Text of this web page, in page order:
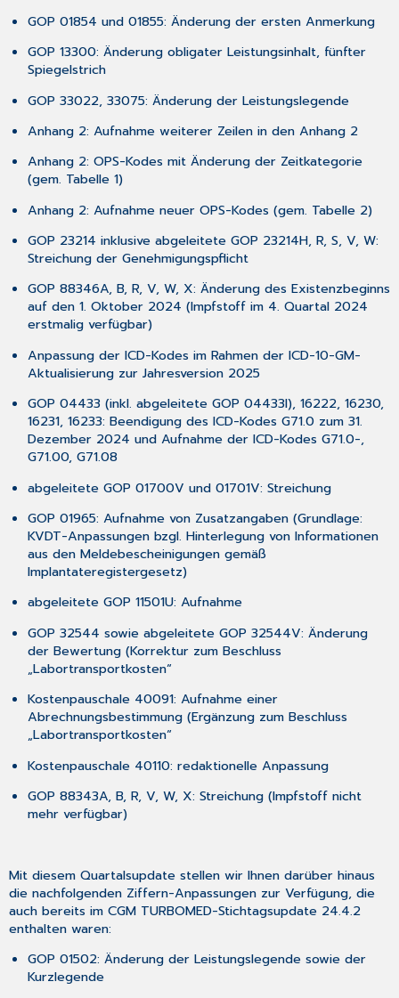
Druckeinstellungen
3.5 Anpassung
der
Empfänger-
Auswahl
eArztbrief
3.6 Optimierung
beim
Aufruf
der
Verordnung
3.7 Überprüfung
der
manuellen
Aktualisierung
für
GOÄ
und
3.8 Umbenennung
Vertrag
BKK
VAG
in
BKK
LV
Süd
3.9 Optimierung
bei
LDAP-
Suche
3.10 HZV-
Abrechnung
unterschiedlichen
Nebenbetriebsstätten
3.11 Umsetzung
Kundenwünsche
Tagesliste
–
3.11.2
Optimierung
Augenärztlicher
Untersuchungsbericht
3.11.3
Erweiterte
GOP 01854 und 01855: Änderung der ersten Anmerkung
GOP 13300: Änderung obligater Leistungsinhalt, fünfter
Spiegelstrich
GOP 33022, 33075: Änderung der Leistungslegende
Anhang 2: Aufnahme weiterer Zeilen in den Anhang 2
Anhang 2: OPS-Kodes mit Änderung der Zeitkategorie
(gem. Tabelle 1)
Anhang 2: Aufnahme neuer OPS-Kodes (gem. Tabelle 2)
GOP 23214 inklusive abgeleitete GOP 23214H, R, S, V, W:
Streichung der Genehmigungspflicht
GOP 88346A, B, R, V, W, X: Änderung des Existenzbeginns
auf den 1. Oktober 2024 (Impfstoff im 4. Quartal 2024
erstmalig verfügbar)
Anpassung der ICD-Kodes im Rahmen der ICD-10-GM-
Aktualisierung zur Jahresversion 2025
GOP 04433 (inkl. abgeleitete GOP 04433I), 16222, 16230,
16231, 16233: Beendigung des ICD-Kodes G71.0 zum 31.
Dezember 2024 und Aufnahme der ICD-Kodes G71.0-,
G71.00, G71.08
abgeleitete GOP 01700V und 01701V: Streichung
GOP 01965: Aufnahme von Zusatzangaben (Grundlage:
KVDT-Anpassungen bzgl. Hinterlegung von Informationen
aus den Meldebescheinigungen gemäß
Implantateregistergesetz)
abgeleitete GOP 11501U: Aufnahme
GOP 32544 sowie abgeleitete GOP 32544V: Änderung
der Bewertung (Korrektur zum Beschluss
„Labortransportkosten“
Kostenpauschale 40091: Aufnahme einer
Abrechnungsbestimmung (Ergänzung zum Beschluss
„Labortransportkosten“
Kostenpauschale 40110: redaktionelle Anpassung
GOP 88343A, B, R, V, W, X: Streichung (Impfstoff nicht
mehr verfügbar)
Mit diesem Quartalsupdate stellen wir Ihnen darüber hinaus
die nachfolgenden Ziffern-Anpassungen zur Verfügung, die
auch bereits im CGM TURBOMED-Stichtagsupdate 24.4.2
enthalten waren:
GOP 01502: Änderung der Leistungslegende sowie der
Kurzlegende